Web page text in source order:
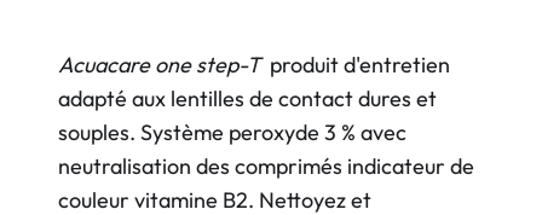
Acuacare one step-T produit d'entretien
adapté aux lentilles de contact dures et
souples. Système peroxyde 3 % avec
neutralisation des comprimés indicateur de
couleur vitamine B2. Nettoyez et